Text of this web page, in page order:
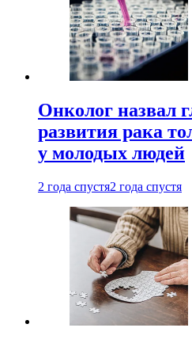
Онколог назвал
развития рака
у молодых людей
2 года спустя2 года спустя